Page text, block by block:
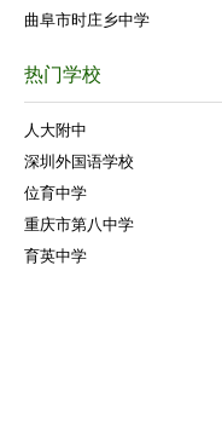
曲阜市时庄乡中学
热门学校
人大附中
深圳外国语学校
位育中学
重庆市第八中学
育英中学